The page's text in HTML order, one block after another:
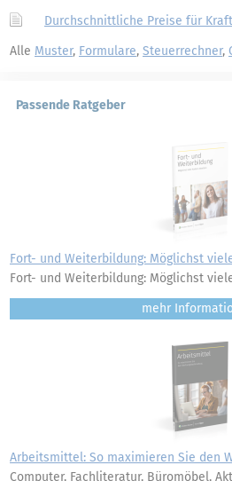
Durchschnittliche Preise für
Alle Muster, Formulare, Steuerrechner,
Passende Ratgeber
Fort- und Weiterbildung: Möglichst
Fort- und Weiterbildung: Möglichst
mehr
Arbeitsmittel: So maximieren Sie den
Computer, Fachliteratur, Büromöbel,